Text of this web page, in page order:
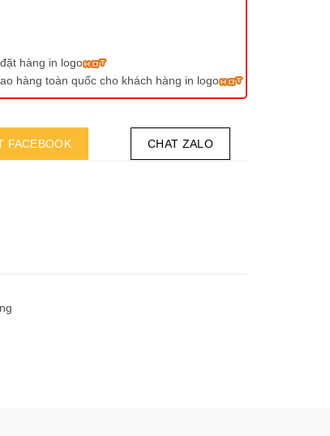
hàng in logo
hàng toàn quốc cho khách hàng in logo
FACEBOOK CHAT ZALO